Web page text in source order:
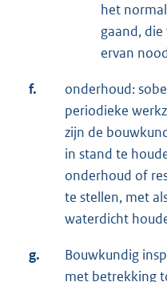
het
gaand,
ervan
f.
onderhoud:
periodieke
zijn de
in stand te
onderhoud of
te stellen, met
waterdicht
g.
Bouwkundig
met betrekking